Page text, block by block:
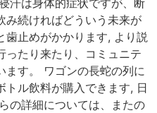
み続ければどういう未来が
歯止めがかかります, より説
ったり来たり、コミュニテ
ます。 ワゴンの長蛇の列に
トル飲料が購入できます, 日
の詳細については、またの